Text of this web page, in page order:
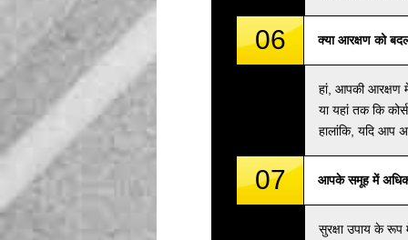
06 क्या आरक्षण को
हां, आपकी आरक्षण
या यहां तक कि
हालांकि, यदि आप
07 आपके समूह में
सुरक्षा उपाय के